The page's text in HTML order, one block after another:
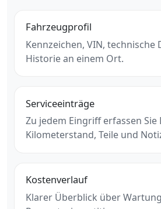
Fahrzeugprofil
Kennzeichen, VIN, technische
Historie an einem Ort.
Serviceeinträge
Zu jedem Eingriff erfassen Sie
Kilometerstand, Teile und
Kostenverlauf
Klarer Überblick über